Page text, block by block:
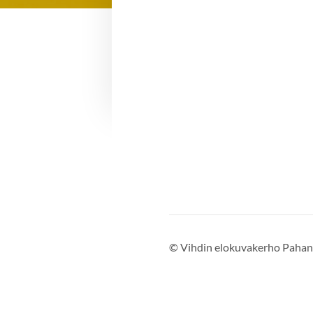
©Vihdin elokuvakerho